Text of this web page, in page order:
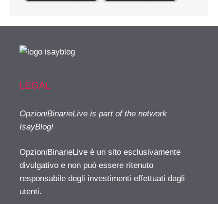
LEGAL
OpzioniBinarieLive is part of the network
IsayBlog!
OpzioniBinarieLive è un sito esclusivamente
divulgativo e non può essere ritenuto
responsabile degli investimenti effettuati dagli
utenti.